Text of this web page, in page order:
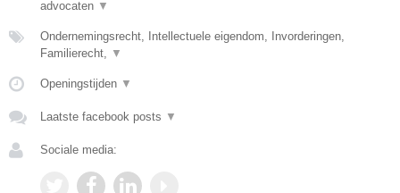
advocaten ▼
Ondernemingsrecht, Intellectuele eigendom, Invorderingen,
Familierecht,
▼
Openingstijden ▼
Laatste facebook posts ▼
Sociale media: